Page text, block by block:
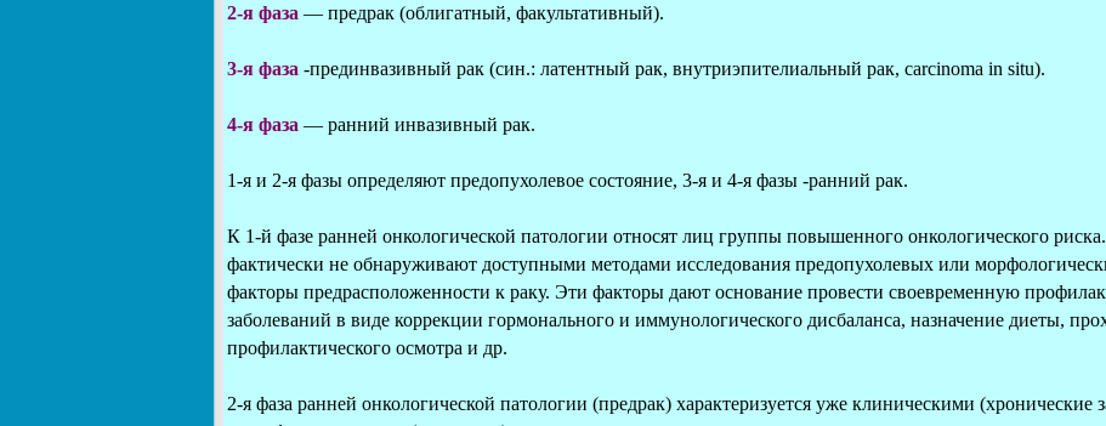
2-я фаза — предрак (облигатный, факультативный).
3-я фаза -прединвазивный рак (син.: латентный рак, внутриэпителиальный рак, carcinoma in situ).
4-я фаза — ранний инвазивный рак.
1-я и 2-я фазы определяют предопухолевое состояние, 3-я и 4-я фазы -ранний рак.
К 1-й фазе ранней онкологической патологии относят лиц группы повышенного онкологического
фактически не обнаруживают доступными методами исследования предопухолевых или
факторы предрасположенности к раку. Эти факторы дают основание провести своевременную
заболеваний в виде коррекции гормонального и иммунологического дисбаланса, назначение диеты,
профилактического осмотра и др.
2-я фаза ранней онкологической патологии (предрак) характеризуется уже клиническими (хронические